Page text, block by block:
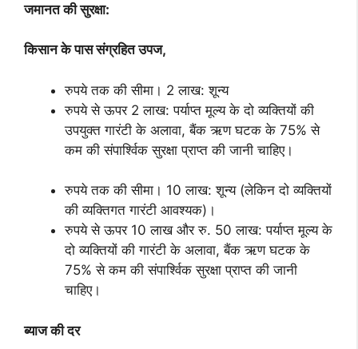
जमानत की सुरक्षा:
किसान के पास संग्रहित उपज,
रुपये तक की सीमा। 2 लाख: शून्य
रुपये से ऊपर 2 लाख: पर्याप्त मूल्य के दो व्यक्तियों की
उपयुक्त गारंटी के अलावा, बैंक ऋण घटक के 75% से
कम की संपार्श्विक सुरक्षा प्राप्त की जानी चाहिए।
रुपये तक की सीमा। 10 लाख: शून्य (लेकिन दो व्यक्तियों
की व्यक्तिगत गारंटी आवश्यक)।
रुपये से ऊपर 10 लाख और रु. 50 लाख: पर्याप्त मूल्य के
दो व्यक्तियों की गारंटी के अलावा, बैंक ऋण घटक के
75% से कम की संपार्श्विक सुरक्षा प्राप्त की जानी
चाहिए।
ब्याज की दर